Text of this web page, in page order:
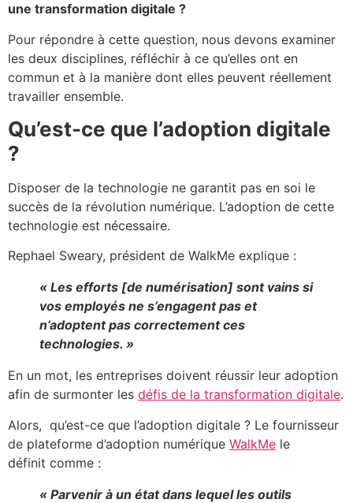
une transformation digitale ?
Pour répondre à cette question, nous devons examiner
les deux disciplines, réfléchir à ce qu’elles ont en
commun et à la manière dont elles peuvent réellement
travailler ensemble.
Qu’est-ce que l’adoption digitale
?
Disposer de la technologie ne garantit pas en soi le
succès de la révolution numérique. L’adoption de cette
technologie est nécessaire.
Rephael Sweary, président de WalkMe explique :
« Les efforts [de numérisation] sont vains si
vos employés ne s’engagent pas et
n’adoptent pas correctement ces
technologies. »
En un mot, les entreprises doivent réussir leur adoption
afin de surmonter les défis de la transformation digitale.
Alors, qu’est-ce que l’adoption digitale ? Le fournisseur
de plateforme d’adoption numérique WalkMe le
définit comme :
« Parvenir à un état dans lequel les outils